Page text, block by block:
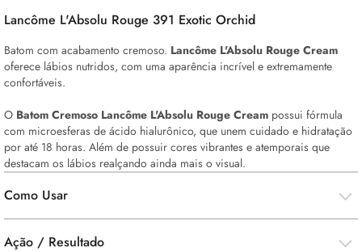
Lancôme L'Absolu Rouge 391 Exotic Orchid
Batom com acabamento cremoso. Lancôme L'Absolu Rouge Cream
oferece lábios nutridos, com uma aparência incrível e extremamente
confortáveis.
O Batom Cremoso Lancôme L'Absolu Rouge Cream possui fórmula
com microesferas de ácido hialurônico, que unem cuidado e hidratação
por até 18 horas. Além de possuir cores vibrantes e atemporais que
destacam os lábios realçando ainda mais o visual.
Como Usar
Ação / Resultado